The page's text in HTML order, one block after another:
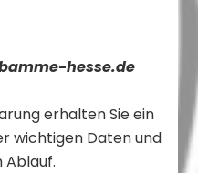
hesse.de
erhalten Sie ein
wichtigen Daten und
Ablauf.